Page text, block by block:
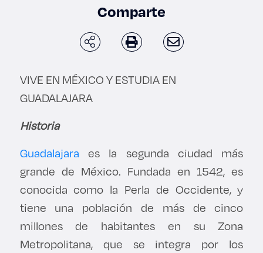
Lo más buscado
Derecho
Becas
Comparte
VIVE EN MÉXICO Y ESTUDIA EN
GUADALAJARA
Historia
Guadalajara es la segunda ciudad más
grande de México. Fundada en 1542, es
conocida como la Perla de Occidente, y
tiene una población de más de cinco
millones de habitantes en su Zona
Metropolitana, que se integra por los